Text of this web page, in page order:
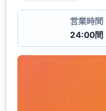
営業時間
24:00間